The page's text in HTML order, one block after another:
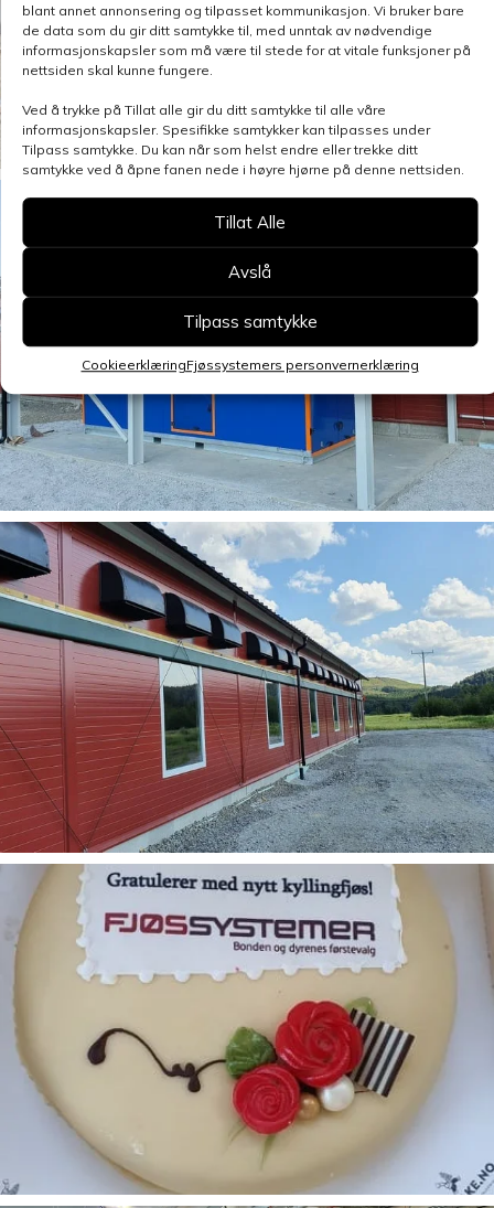
blant annet annonsering og tilpasset kommunikasjon. Vi bruker bare
de data som du gir ditt samtykke til, med unntak av nødvendige
informasjonskapsler som må være til stede for at vitale funksjoner på
nettsiden skal kunne fungere.
Ved å trykke på Tillat alle gir du ditt samtykke til alle våre
informasjonskapsler. Spesifikke samtykker kan tilpasses under
Tilpass samtykke. Du kan når som helst endre eller trekke ditt
samtykke ved å åpne fanen nede i høyre hjørne på denne nettsiden.
Tillat Alle
Avslå
Tilpass samtykke
CookieerklæringFjøssystemers personvernerklæring